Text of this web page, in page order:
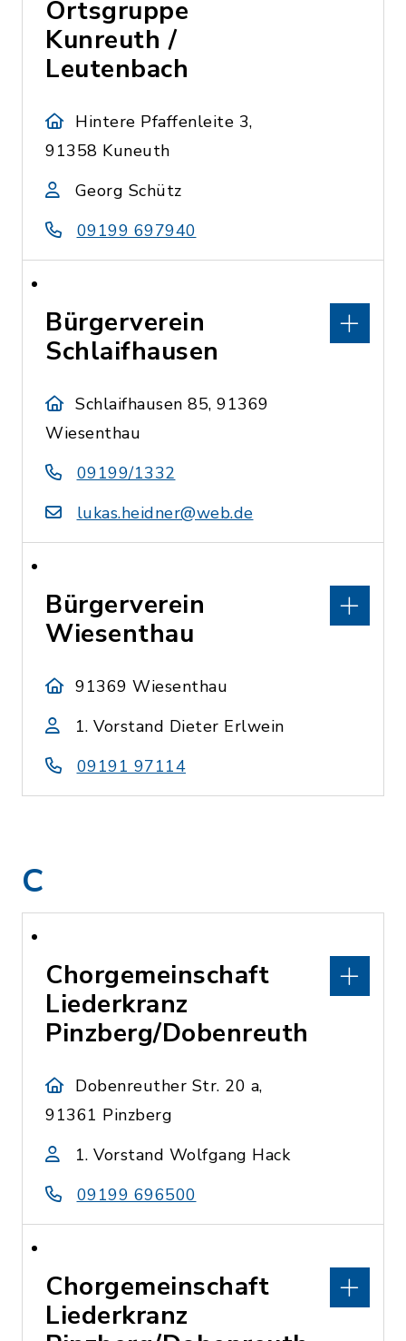
Ortsgruppe
Kunreuth /
Leutenbach
Hintere Pfaffenleite 3,
91358 Kuneuth
Georg Schütz
09199 697940
Bürgerverein
Schlaifhausen
Schlaifhausen 85, 91369
Wiesenthau
09199/1332
lukas.heidner@web.de
Bürgerverein
Wiesenthau
91369 Wiesenthau
1. Vorstand Dieter Erlwein
09191 97114
C
Chorgemeinschaft
Liederkranz
Pinzberg/Dobenreuth
Dobenreuther Str. 20 a,
91361 Pinzberg
1. Vorstand Wolfgang Hack
09199 696500
Chorgemeinschaft
Liederkranz